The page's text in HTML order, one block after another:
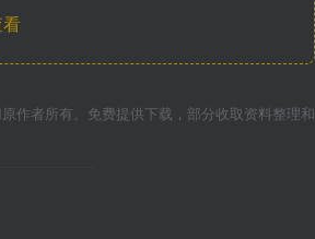
作者所有。免费提供下载，部分收取资料整理和